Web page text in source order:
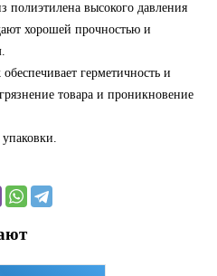
полиэтилена высокого давления
хорошей прочностью и
герметичность и
товара и проникновение